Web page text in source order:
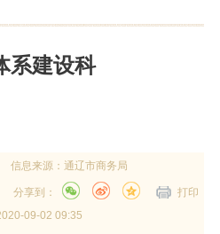
开>政府信息公开>法
系建设科
信息来源： 通辽市商务局
打印
分享到：
09-02 09:35